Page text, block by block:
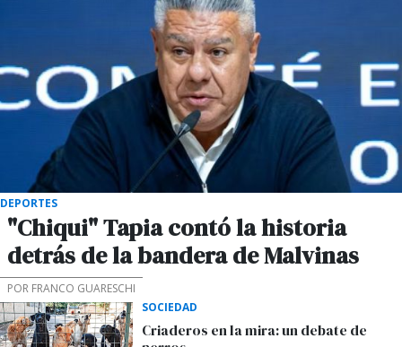
DEPORTES
"Chiqui" Tapia contó la historia
detrás de la bandera de Malvinas
POR FRANCO GUARESCHI
SOCIEDAD
Criaderos en la mira: un debate de